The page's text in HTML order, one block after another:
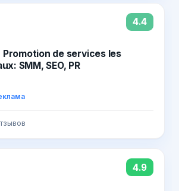
4.4
| Promotion de services les
SMM, SEO, PR
4.9